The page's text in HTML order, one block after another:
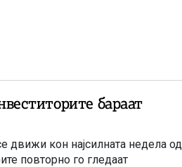
бараат
движи кон најсилната недела од
повторно го гледаат